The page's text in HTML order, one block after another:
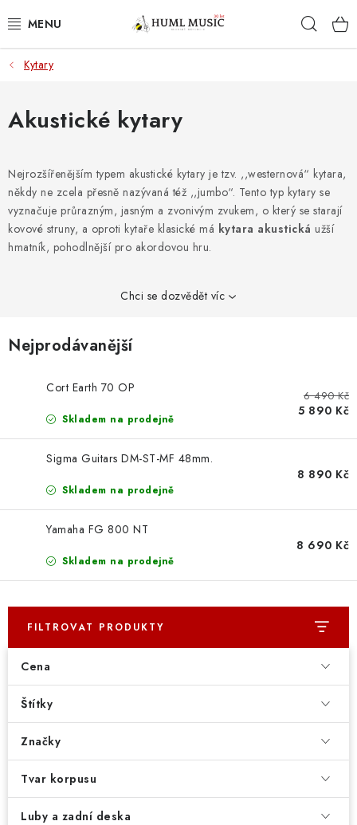
na
KYTARY
UKULELE
KLÁVESY
BICÍ
OSTATNÍ STRUNNÉ NÁSTROJE
KONTAKTY
O E-SHOPU
OBCHODNÍ PODMÍNKY
ODSTOUPENÍ OD SMLOUVY
ZÁSADY ZPRACOVÁNÍ OSOBNÍCH ÚDAJŮ
KONTAKTY O E-SHOPU
BLOG
ZÁSADY ZPRACOVÁNÍ OSOBNÍCH ÚDAJŮ
Kytary
Akustické kytary
Nejrozšířenějším typem akustické kytary je tzv. ,,westernová“ kytara,
někdy ne zcela přesně nazývaná též ,,jumbo“. Tento typ kytary se
vyznačuje průrazným, jasným a zvonivým zvukem, o který se starají
kovové struny, a oproti kytaře klasické má kytara akustická užší
hmatník, pohodlnější pro akordovou hru.
Chci se dozvědět víc
Nejprodávanější
Cort Earth 70 OP
Skladem na prodejně
6 490 Kč
5 890 Kč
Sigma Guitars DM-ST-MF 48mm.
Skladem na prodejně
8 890 Kč
Yamaha FG 800 NT
Skladem na prodejně
8 690 Kč
FILTROVAT PRODUKTY
Cena
Štítky
Značky
Tvar korpusu
Luby a zadní deska